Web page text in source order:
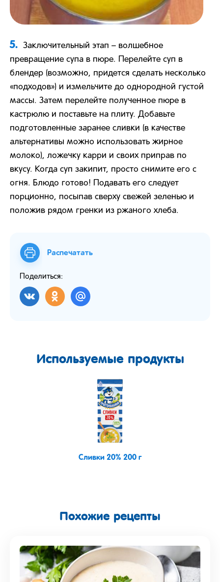
5.
Заключительный этап – волшебное
превращение супа в пюре. Перелейте суп в
блендер (возможно, придется сделать несколько
«подходов») и измельчите до однородной густой
массы. Затем перелейте полученное пюре в
кастрюлю и поставьте на плиту. Добавьте
подготовленные заранее сливки (в качестве
альтернативы можно использовать жирное
молоко), ложечку карри и своих приправ по
вкусу. Когда суп закипит, просто снимите его с
огня. Блюдо готово! Подавать его следует
порционно, посыпав сверху свежей зеленью и
положив рядом гренки из ржаного хлеба.
Распечатать
Поделиться:
Используемые продукты
Сливки 20% 200 г
Похожие рецепты